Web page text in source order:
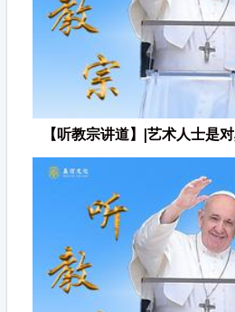
【听教宗讲道】|艺术人士是